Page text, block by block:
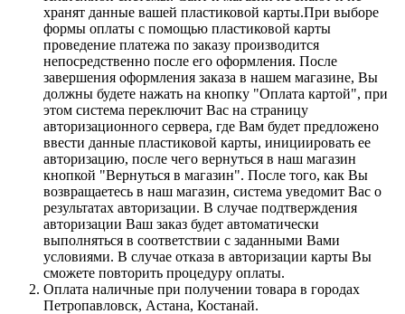
хранят данные вашей пластиковой карты.При выборе
формы оплаты с помощью пластиковой карты
проведение платежа по заказу производится
непосредственно после его оформления. После
завершения оформления заказа в нашем магазине, Вы
должны будете нажать на кнопку "Оплата картой", при
этом система переключит Вас на страницу
авторизационного сервера, где Вам будет предложено
ввести данные пластиковой карты, инициировать ее
авторизацию, после чего вернуться в наш магазин
кнопкой "Вернуться в магазин". После того, как Вы
возвращаетесь в наш магазин, система уведомит Вас о
результатах авторизации. В случае подтверждения
авторизации Ваш заказ будет автоматически
выполняться в соответствии с заданными Вами
условиями. В случае отказа в авторизации карты Вы
сможете повторить процедуру оплаты.
Оплата наличные при получении товара в городах
Петропавловск, Астана, Костанай.